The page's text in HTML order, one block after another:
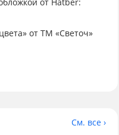
от ТМ «Светоч»
См. все ›